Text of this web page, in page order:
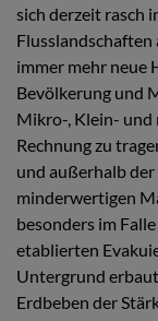
sich derzeit rasch
immer mehr neue
Bevölkerung und
Mikro-, Klein-
Rechnung zu
und außerhalb
minderwertigen
besonders im
etablierten
Untergrund
Erdbeben der